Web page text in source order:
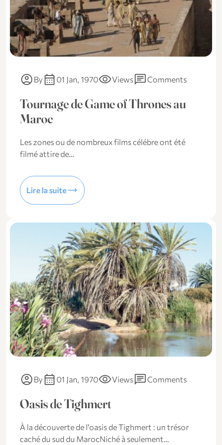
account_circle By calendar_month 01 Jan, 1970visibilityViewschat Comments
Tournage de Game of Thrones au
Maroc
Les zones ou de nombreux films célébre ont été
filmé attire de…
Lire la suitetrending_flat
account_circle By calendar_month 01 Jan, 1970visibilityViewschat Comments
Oasis de Tighmert
À la découverte de l'oasis de Tighmert : un trésor
caché du sud du MarocNiché à seulement…